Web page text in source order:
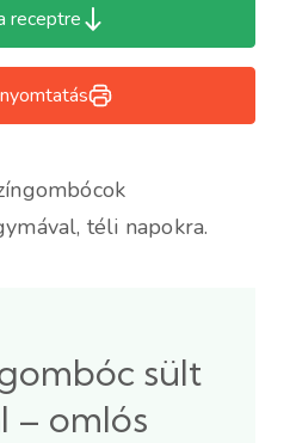
receptre
téli napokra.
sült
– omlós